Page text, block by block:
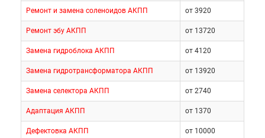
Ремонт и замена соленоидов АКПП от 3920
Ремонт эбу АКПП от 13720
Замена гидроблока АКПП от 4120
Замена гидротрансформатора АКПП от 13920
Замена селектора АКПП от 2740
Адаптация АКПП от 1370
Дефектовка АКПП от 10000